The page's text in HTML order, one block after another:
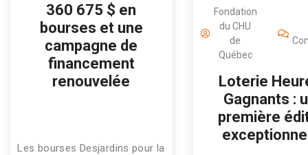
360 675 $ en
bourses et une
campagne de
financement
renouvelée
Les bourses Desjardins pour la
Fondation
du CHU
de
Québec
Loterie
Gagnants :
première